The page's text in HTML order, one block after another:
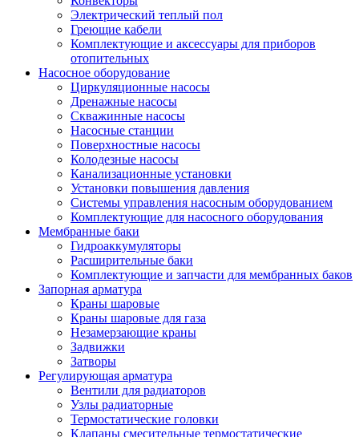
Электрический теплый пол
Греющие кабели
Комплектующие и аксессуары для приборов
отопительных
Насосное оборудование
Циркуляционные насосы
Дренажные насосы
Скважинные насосы
Насосные станции
Поверхностные насосы
Колодезные насосы
Канализационные установки
Установки повышения давления
Системы управления насосным оборудованием
Комплектующие для насосного оборудования
Мембранные баки
Гидроаккумуляторы
Расширительные баки
Комплектующие и запчасти для мембранных баков
Запорная арматура
Краны шаровые
Краны шаровые для газа
Незамерзающие краны
Задвижки
Затворы
Регулирующая арматура
Вентили для радиаторов
Узлы радиаторные
Термостатические головки
Клапаны смесительные термостатические